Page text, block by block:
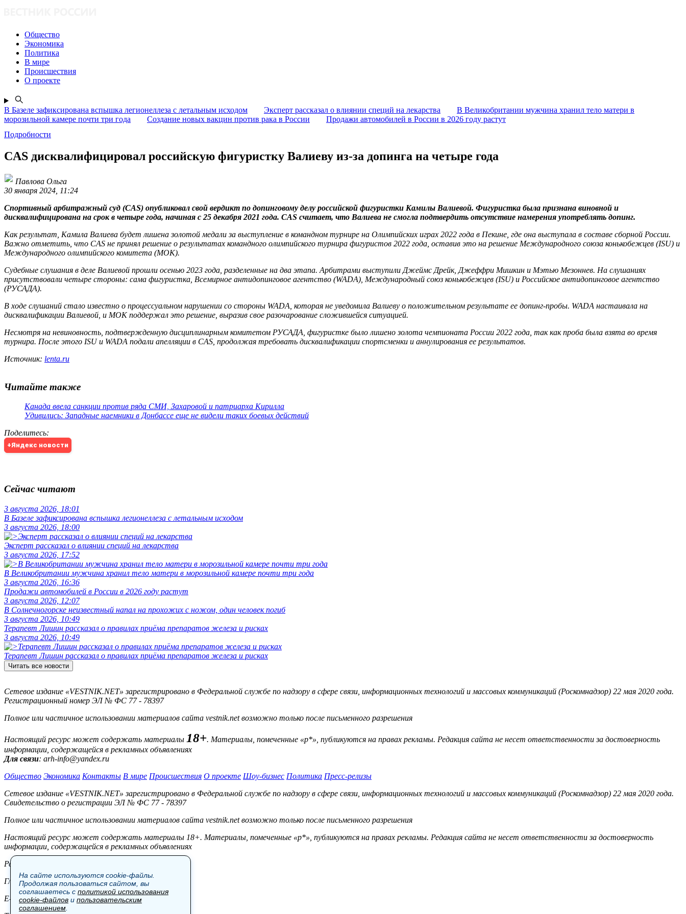
Общество
Экономика
Политика
В мире
Происшествия
О проекте
В Базеле зафиксирована вспышка легионеллеза с летальным исходом Эксперт рассказал о влиянии специй на лекарства
В Великобритании мужчина хранил тело матери в
морозильной камере почти три года
Создание новых вакцин против рака в России
Продажи автомобилей в России в 2026 году растут
Подробности
CAS дисквалифицировал российскую фигуристку Валиеву из-за допинга на четыре года
Павлова Ольга
30 января 2024, 11:24
Спортивный арбитражный суд (CAS) опубликовал свой вердикт по допинговому делу российской фигуристки Камилы Валиевой. Фигуристка была признана виновной и
дисквалифицирована на срок в четыре года, начиная с 25 декабря 2021 года. CAS считает, что Валиева не смогла подтвердить отсутствие намерения употреблять допинг.
Как результат, Камила Валиева будет лишена золотой медали за выступление в командном турнире на Олимпийских играх 2022 года в Пекине, где она выступала в составе сборной России.
Важно отметить, что CAS не принял решение о результатах командного олимпийского турнира фигуристов 2022 года, оставив это на решение Международного союза конькобежцев (ISU) и
Международного олимпийского комитета (МОК).
Судебные слушания в деле Валиевой прошли осенью 2023 года, разделенные на два этапа. Арбитрами выступили Джеймс Дрейк, Джеффри Мишкин и Мэтью Мезоннев. На слушаниях
присутствовали четыре стороны: сама фигуристка, Всемирное антидопинговое агентство (WADA), Международный союз конькобежцев (ISU) и Российское антидопинговое агентство
(РУСАДА).
В ходе слушаний стало известно о процессуальном нарушении со стороны WADA, которая не уведомила Валиеву о положительном результате ее допинг-пробы. WADA настаивала на
дисквалификации Валиевой, и МОК поддержал это решение, выразив свое разочарование сложившейся ситуацией.
Несмотря на невиновность, подтвержденную дисциплинарным комитетом РУСАДА, фигуристке было лишено золота чемпионата России 2022 года, так как проба была взята во время
турнира. После этого ISU и WADA подали апелляции в CAS, продолжая требовать дисквалификации спортсменки и аннулирования ее результатов.
Источник: lenta.ru
Читайте также
Канада ввела санкции против ряда СМИ, Захаровой и патриарха Кирилла
Удивились: Западные наемники в Донбассе еще не видели таких боевых действий
Поделитесь:
+Яндекс новости
Сейчас читают
3 августа 2026, 18:01
В Базеле зафиксирована вспышка легионеллеза с летальным исходом
3 августа 2026, 18:00
Эксперт рассказал о влиянии специй на лекарства
3 августа 2026, 17:52
В Великобритании мужчина хранил тело матери в морозильной камере почти три года
3 августа 2026, 16:36
Продажи автомобилей в России в 2026 году растут
3 августа 2026, 12:07
В Солнечногорске неизвестный напал на прохожих с ножом, один человек погиб
3 августа 2026, 10:49
Терапевт Лишин рассказал о правилах приёма препаратов железа и рисках
3 августа 2026, 10:49
Терапевт Лишин рассказал о правилах приёма препаратов железа и рисках
Читать все новости
Сетевое издание «VESTNIK.NET» зарегистрировано в Федеральной службе по надзору в сфере связи, информационных технологий и массовых коммуникаций (Роскомнадзор) 22 мая 2020 года.
Регистрационный номер ЭЛ № ФС 77 - 78397
Полное или частичное использовании материалов сайта vestnik.net возможно только после письменного разрешения
Настоящий ресурс может содержать материалы 18+. Материалы, помеченные «р*», публикуются на правах рекламы. Редакция сайта не несет ответственности за достоверность
информации, содержащейся в рекламных объявлениях
Для связи: arh-info@yandex.ru
Общество Экономика Контакты В мире Происшествия О проекте Шоу-бизнес Политика Пресс-релизы
Сетевое издание «VESTNIK.NET» зарегистрировано в Федеральной службе по надзору в сфере связи, информационных технологий и массовых коммуникаций (Роскомнадзор) 22 мая 2020 года.
Свидетельство о регистрации ЭЛ № ФС 77 - 78397
Полное или частичное использовании материалов сайта vestnik.net возможно только после письменного разрешения
Настоящий ресурс может содержать материалы 18+. Материалы, помеченные «р*», публикуются на правах рекламы. Редакция сайта не несет ответственности за достоверность
информации, содержащейся в рекламных объявлениях
Редакция:
Главный редактор: Боровов М.С.
E-mail: site@vestnik.net, reb.msk@yandex.ru
На сайте используются cookie-файлы.
Продолжая пользоваться сайтом, вы
соглашаетесь с политикой использования
cookie-файлов и пользовательским
соглашением